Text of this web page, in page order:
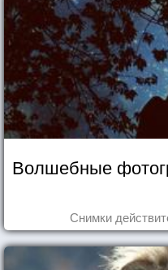
Волшебные
Снимки